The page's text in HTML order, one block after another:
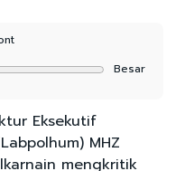
Besar
Eksekutif
MHZ
mengkritik